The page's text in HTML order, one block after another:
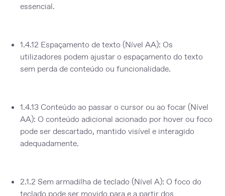
essencial.
1.4.12 Espaçamento de texto (Nível AA): Os
utilizadores podem ajustar o espaçamento do texto
sem perda de conteúdo ou funcionalidade.
1.4.13 Conteúdo ao passar o cursor ou ao focar (Nível
AA): O conteúdo adicional acionado por hover ou foco
pode ser descartado, mantido visível e interagido
adequadamente.
2.1.2 Sem armadilha de teclado (Nível A): O foco do
teclado pode ser movido para e a partir dos